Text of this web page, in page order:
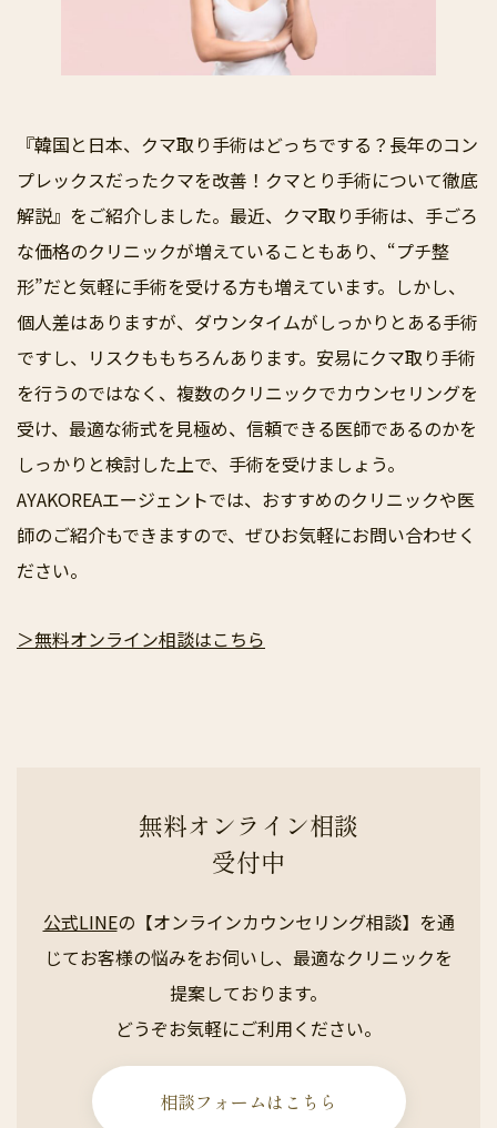
『韓国と日本、クマ取り手術はどっちでする？長年のコン
プレックスだったクマを改善！クマとり手術について徹底
解説』をご紹介しました。最近、クマ取り手術は、手ごろ
な価格のクリニックが増えていることもあり、“プチ整
形”だと気軽に手術を受ける方も増えています。しかし、
個人差はありますが、ダウンタイムがしっかりとある手術
ですし、リスクももちろんあります。安易にクマ取り手術
を行うのではなく、複数のクリニックでカウンセリングを
受け、最適な術式を見極め、信頼できる医師であるのかを
しっかりと検討した上で、手術を受けましょう。
AYAKOREAエージェントでは、おすすめのクリニックや医
師のご紹介もできますので、ぜひお気軽にお問い合わせく
ださい。
＞無料オンライン相談はこちら
無料オンライン相談
受付中
公式LINEの【オンラインカウンセリング相談】を通
じてお客様の悩みをお伺いし、最適なクリニックを
提案しております。
どうぞお気軽にご利用ください。
相談フォームはこちら